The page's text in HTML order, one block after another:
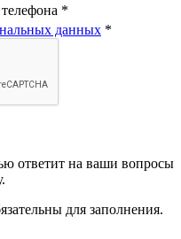
*
данных *
ответит на ваши вопросы
для заполнения.